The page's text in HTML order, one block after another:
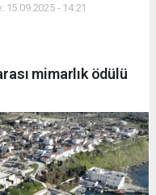
15.09.2025 - 14:21
mimarlık ödülü